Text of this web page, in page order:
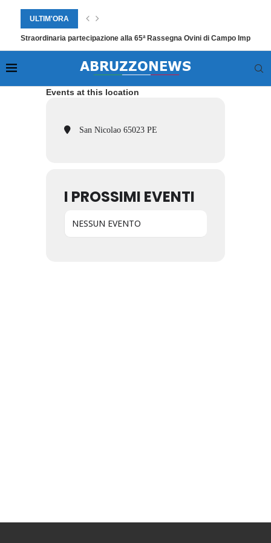
ULTIM'ORA
Straordinaria partecipazione alla 65ª Rassegna Ovini di Campo
Events at this location
San Nicolao 65023 PE
I PROSSIMI EVENTI
NESSUN EVENTO